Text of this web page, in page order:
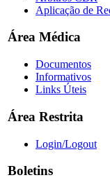
Aplicação de
Área Médica
Documentos
Informativos
Links Úteis
Área Restrita
Login/Logout
Boletins